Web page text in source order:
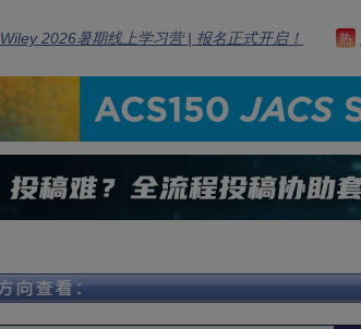
Wiley 2026暑期线上学习营 | 报名正式开启！ 热